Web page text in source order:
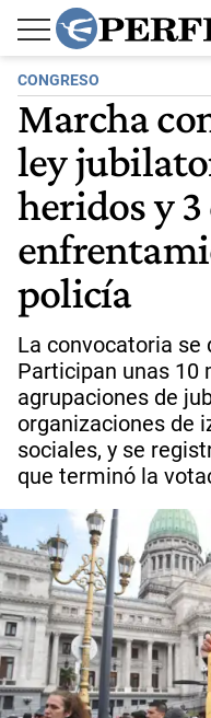
CONGRESO
Marcha
ley
heridos y
policía
La convocatoria se
Participan unas 10
agrupaciones de
organizaciones de
sociales, y se
que terminó la